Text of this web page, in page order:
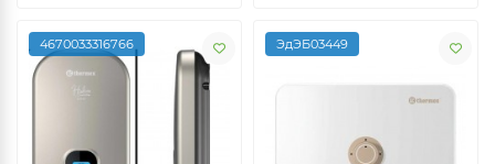
4670033316766 ЭдЭБ03449